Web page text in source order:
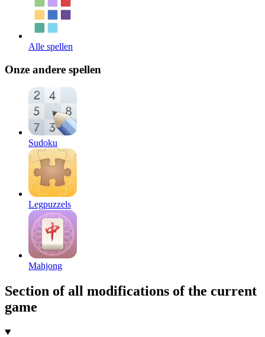
Alle spellen
Onze andere spellen
Sudoku
Legpuzzels
Mahjong
Section of all modifications of the current
game